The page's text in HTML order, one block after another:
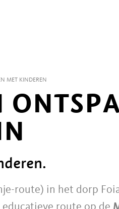
MET KINDEREN
route) in het dorp